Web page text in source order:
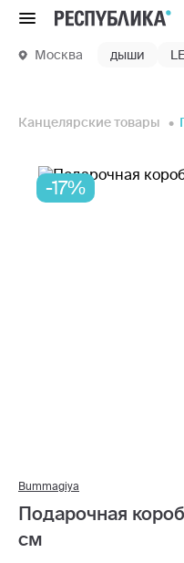
Меню
Москва дыши
Канцелярские товары
-17%
Bummagiya
Подарочная
см